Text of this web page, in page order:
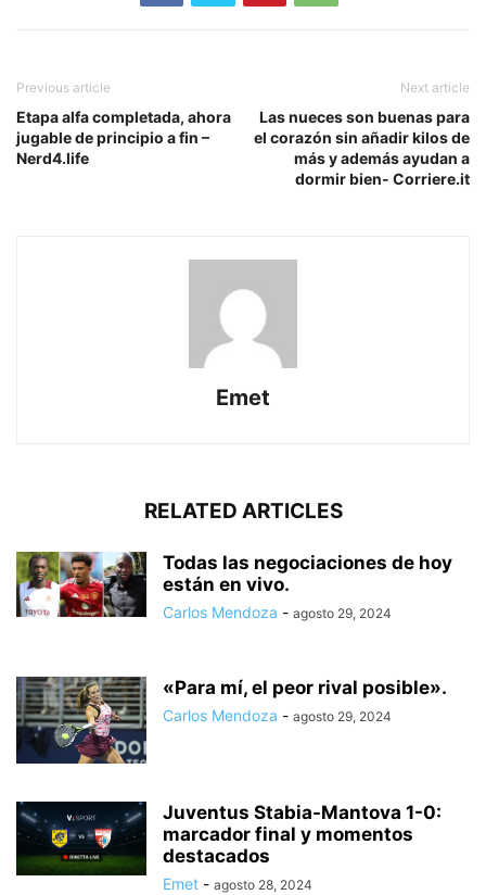
Previous article
Etapa alfa completada, ahora
jugable de principio a fin –
Nerd4.life
Next article
Las nueces son buenas para
el corazón sin añadir kilos de
más y además ayudan a
dormir bien- Corriere.it
Emet
RELATED ARTICLES
Todas las negociaciones de hoy
están en vivo.
Carlos Mendoza - agosto 29, 2024
«Para mí, el peor rival posible».
Carlos Mendoza - agosto 29, 2024
Juventus Stabia-Mantova 1-0:
marcador final y momentos
destacados
Emet - agosto 28, 2024